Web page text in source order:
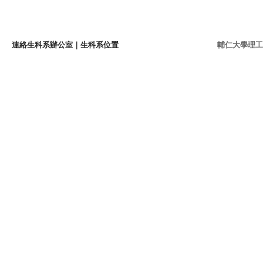
連絡生科系辦公室 生科系位置 輔仁大學理